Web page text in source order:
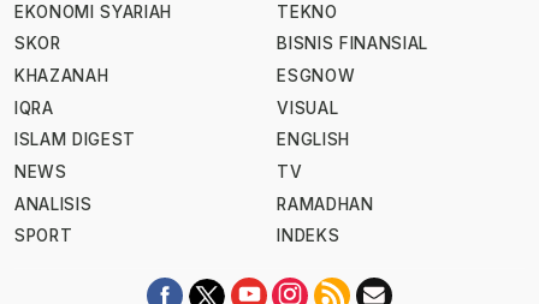
EKONOMI SYARIAH
SKOR
KHAZANAH
IQRA
ISLAM DIGEST
NEWS
ANALISIS
SPORT
TEKNO
BISNIS FINANSIAL
ESGNOW
VISUAL
ENGLISH
TV
RAMADHAN
INDEKS